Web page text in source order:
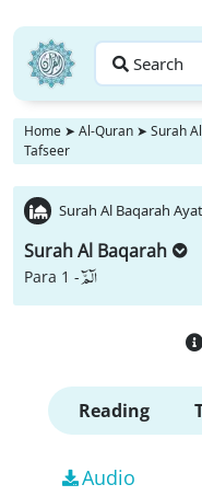
Search
Home ➤ Al-Quran ➤ Surah
Tafseer
Surah Al Baqarah
Surah Al Baqarah
Para 1 -الٓمّٓ
Reading
Audio